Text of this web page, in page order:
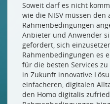
Soweit darf es nicht
wie die NISV müssen den
Rahmenbedingungen
Anbieter und Anwender
gefordert, sich
Rahmenbedingungen es
für die besten Services
in Zukunft innovative
einfacheren, digitalen
den Homo digitalis